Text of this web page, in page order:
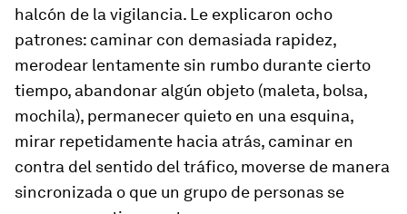
halcón de la vigilancia. Le explicaron ocho
patrones: caminar con demasiada rapidez,
merodear lentamente sin rumbo durante cierto
tiempo, abandonar algún objeto (maleta, bolsa,
mochila), permanecer quieto en una esquina,
mirar repetidamente hacia atrás, caminar en
contra del sentido del tráfico, moverse de manera
sincronizada o que un grupo de personas se